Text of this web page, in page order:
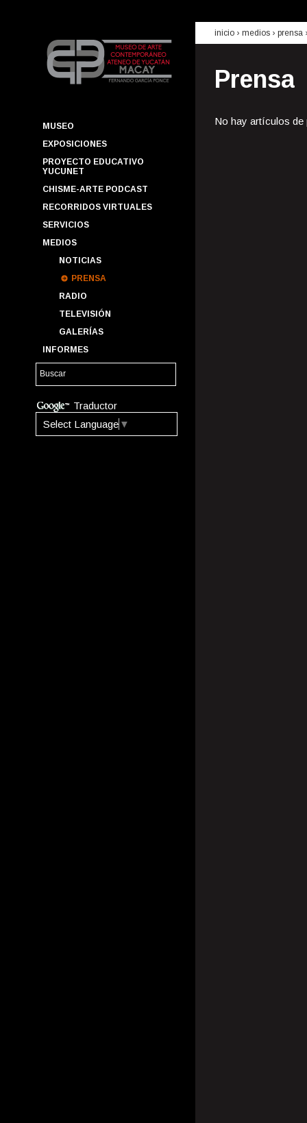
MUSEO
EXPOSICIONES
PROYECTO EDUCATIVO
YUCUNET
CHISME-ARTE PODCAST
RECORRIDOS VIRTUALES
SERVICIOS
MEDIOS
NOTICIAS
PRENSA
RADIO
TELEVISIÓN
GALERÍAS
INFORMES
Traductor
Select Language ▼
inicio › medios › prensa
Prensa
No hay artículos de